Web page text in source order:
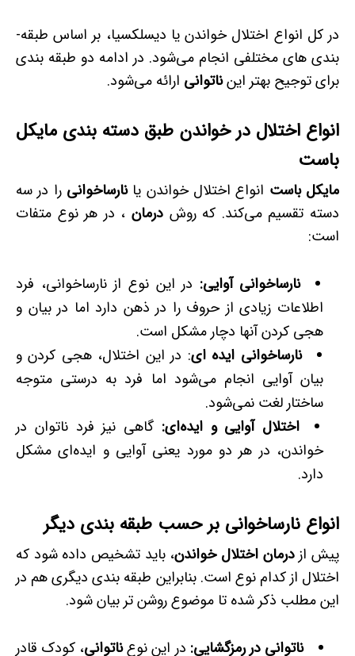
در کل انواع اختلال خواندن یا دیسلکسیا، بر اساس طبقه­
بندی­ های مختلفی انجام می‌شود. در ادامه دو طبقه­ بندی
برای توجیح بهتر اینناتوانی ارائه می‌شود.
انواع اختلال در خواندن طبق دسته ­بندی مایکل
باست
مایکل باست انواع اختلال خواندن یانارساخوانی را در سه
دسته تقسیم می‌کند. که روش درمان ، در هر نوع متفات
است:
نارساخوانی آوایی: در این نوع از نارساخوانی، فرد
اطلاعات زیادی از حروف را در ذهن دارد اما در بیان و
هجی کردن آنها دچار مشکل است.
نارساخوانی ایده ­ای: در این اختلال، هجی کردن و
بیان آوایی انجام می‌شود اما فرد به درستی متوجه
ساختار لغت نمی‌شود.
اختلال آوایی و ایده‌ای: گاهی نیز فرد ناتوان در
خواندن، در هر دو مورد یعنی آوایی و ایده‌ای مشکل
دارد.
انواع نارساخوانی بر حسب طبقه­ بندی دیگر
پیش ازدرمان اختلال خواندن، باید تشخیص داده شود که
اختلال از کدام نوع است. بنابراین طبقه­ بندی دیگری هم در
این مطلب ذکر شده تا موضوع روشن ­تر بیان شود.
ناتوانی در رمزگشایی: در این نوعناتوانی، کودک قادر